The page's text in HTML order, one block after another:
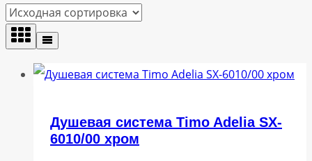
Душевая система Timo Adelia SX-
6010/00 хром